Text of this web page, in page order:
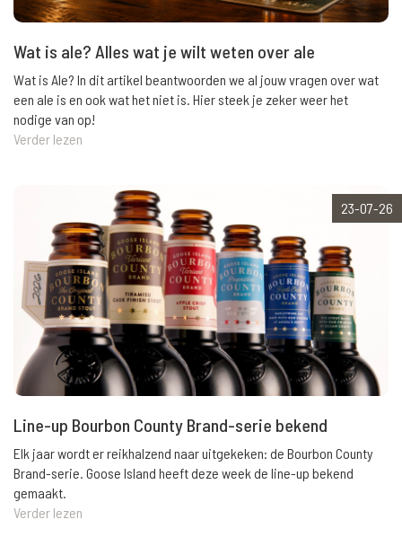
Wat is ale? Alles wat je wilt weten over ale
Wat is Ale? In dit artikel beantwoorden we al jouw vragen over wat
een ale is en ook wat het niet is. Hier steek je zeker weer het
nodige van op!
Verder lezen
23-07-26
Line-up Bourbon County Brand-serie bekend
Elk jaar wordt er reikhalzend naar uitgekeken: de Bourbon County
Brand-serie. Goose Island heeft deze week de line-up bekend
gemaakt.
Verder lezen